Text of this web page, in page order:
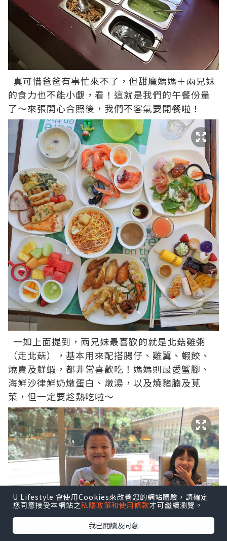
真可惜爸爸有事忙來不了，但甜魔媽媽＋兩兄妹
的食力也不能小覷，看！這就是我們的午餐份量
了～來張開心合照後，我們不客氣要開餐啦！
一如上面提到，兩兄妹最喜歡的就是北菇雞粥
（走北菇），基本用來配搭腸仔、雞翼、蝦餃、
燒賣及鮮蝦，都非常喜歡吃！媽媽則最愛蟹腳、
海鮮沙律鮮奶燉蛋白、燉湯，以及燒豬腩及莧
菜，但一定要趁熱吃啦～
U Lifestyle 會使用Cookies來改善您的網站體驗，請確定
您同意接受本網站之私隱政策和使用條款才可繼續瀏覽。
我已閱讀及同意